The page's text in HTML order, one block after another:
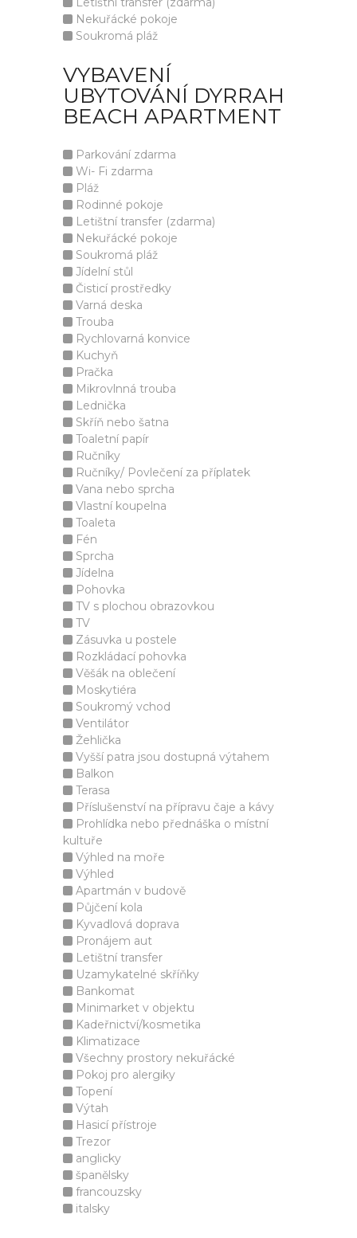
Nekuřácké pokoje
Soukromá pláž
VYBAVENÍ
UBYTOVÁNÍ DYRRAH
BEACH APARTMENT
Parkování zdarma
Wi- Fi zdarma
Pláž
Rodinné pokoje
Letištní transfer (zdarma)
Nekuřácké pokoje
Soukromá pláž
Jídelní stůl
Čisticí prostředky
Varná deska
Trouba
Rychlovarná konvice
Kuchyň
Pračka
Mikrovlnná trouba
Lednička
Skříň nebo šatna
Toaletní papír
Ručníky
Ručníky/ Povlečení za příplatek
Vana nebo sprcha
Vlastní koupelna
Toaleta
Fén
Sprcha
Jídelna
Pohovka
TV s plochou obrazovkou
TV
Zásuvka u postele
Rozkládací pohovka
Věšák na oblečení
Moskytiéra
Soukromý vchod
Ventilátor
Žehlička
Vyšší patra jsou dostupná výtahem
Balkon
Terasa
Příslušenství na přípravu čaje a kávy
Prohlídka nebo přednáška o místní
kultuře
Výhled na moře
Výhled
Apartmán v budově
Půjčení kola
Kyvadlová doprava
Pronájem aut
Letištní transfer
Uzamykatelné skříňky
Bankomat
Minimarket v objektu
Kadeřnictví/kosmetika
Klimatizace
Všechny prostory nekuřácké
Pokoj pro alergiky
Topení
Výtah
Hasicí přístroje
Trezor
anglicky
španělsky
francouzsky
italsky